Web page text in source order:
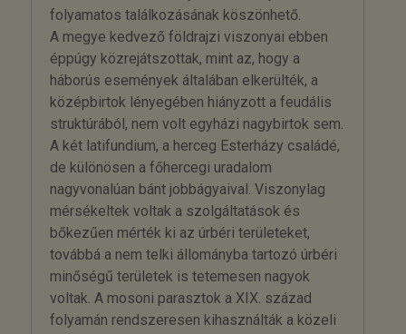
folyamatos találkozásának köszönhető.
A megye kedvező földrajzi viszonyai ebben
éppúgy közrejátszottak, mint az, hogy a
háborús események általában elkerülték, a
középbirtok lényegében hiányzott a feudális
struktúrából, nem volt egyházi nagybirtok sem.
A két latifundium, a herceg Esterházy családé,
de különösen a főhercegi uradalom
nagyvonalúan bánt jobbágyaival. Viszonylag
mérsékeltek voltak a szolgáltatások és
bőkezűen mérték ki az úrbéri területeket,
továbbá a nem telki állományba tartozó úrbéri
minőségű területek is tetemesen nagyok
voltak. A mosoni parasztok a XIX. század
folyamán rendszeresen kihasználták a közeli